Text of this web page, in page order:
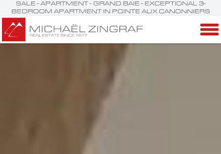
SALE - APARTMENT - GRAND BAIE - EXCEPTIONAL 3-
BEDROOM APARTMENT IN POINTE AUX CANONNIERS